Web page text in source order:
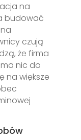
na
budować
czują
że firma
nic do
na większe